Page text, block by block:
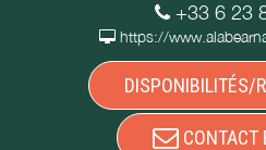
+33 6 23
https://
DISPONIBILITÉS/
CONTACT